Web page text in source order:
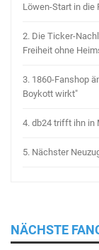
Löwen-Start in die
2. Die Ticker-
Freiheit ohne
3. 1860-Fanshop
Boykott wirkt"
4. db24 trifft ihn in
5. Nächster
NÄCHSTE